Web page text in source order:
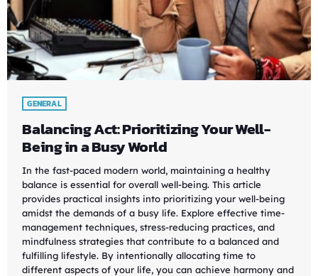
GENERAL
Balancing Act: Prioritizing Your Well-
Being in a Busy World
In the fast-paced modern world, maintaining a healthy
balance is essential for overall well-being. This article
provides practical insights into prioritizing your well-being
amidst the demands of a busy life. Explore effective time-
management techniques, stress-reducing practices, and
mindfulness strategies that contribute to a balanced and
fulfilling lifestyle. By intentionally allocating time to
different aspects of your life, you can achieve harmony and